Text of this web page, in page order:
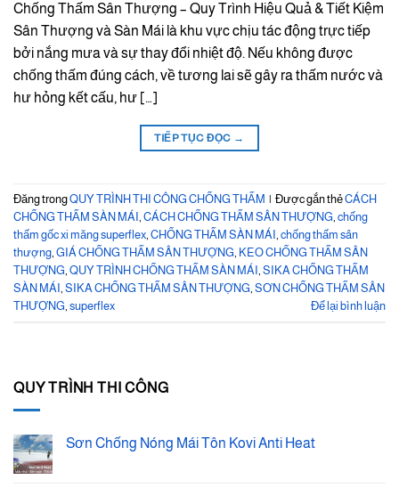
Chống Thấm Sân Thượng – Quy Trình Hiệu Quả & Tiết Kiệm
Sân Thượng và Sàn Mái là khu vực chịu tác động trực tiếp
bởi nắng mưa và sự thay đổi nhiệt độ. Nếu không được
chống thấm đúng cách, về tương lai sẽ gây ra thấm nước và
hư hỏng kết cấu, hư […]
TIẾP TỤC ĐỌC →
Đăng trongQUY TRÌNH THI CÔNG CHỐNG THẤM | Được gắn thẻCÁCH
CHỐNG THẤM SÀN MÁI CÁCH CHỐNG THẤM SÂN THƯỢNG chống
thấm gốc xi măng superflex CHỐNG THẤM SÀN MÁI chống thấm sân
thượng GIÁ CHỐNG THẤM SÂN THƯỢNG KEO CHỐNG THẤM SÂN
THƯỢNG QUY TRÌNH CHỐNG THẤM SÀN MÁI SIKA CHỐNG THẤM
SÀN MÁI SIKA CHỐNG THẤM SÂN THƯỢNG SƠN CHỐNG THẤM SÂN
THƯỢNG superflex Để lại bình luận
QUY TRÌNH THI CÔNG
Sơn Chống Nóng Mái Tôn Kovi Anti Heat